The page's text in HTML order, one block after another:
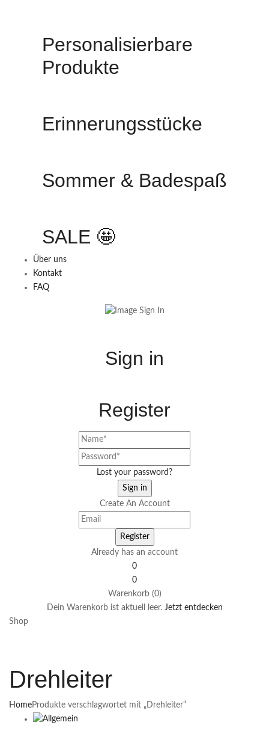
Personalisierbare
Produkte
Erinnerungsstücke
Sommer & Badespaß
SALE 🤩
Über uns
Kontakt
FAQ
Sign in
Register
Lost your password?
Create An Account
Already has an account
0
0
Warenkorb (0)
Dein Warenkorb ist aktuell leer. Jetzt entdecken
Shop
Drehleiter
HomeProdukte verschlagwortet mit „Drehleiter“